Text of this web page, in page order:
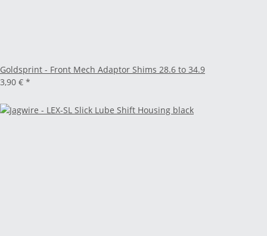
Goldsprint - Front Mech Adaptor Shims 28.6 to 34.9
3,90 € *